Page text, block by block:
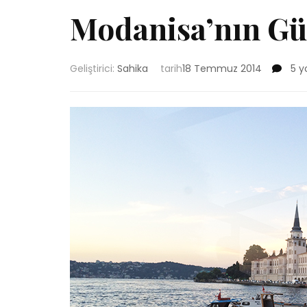
Modanisa’nın
Geliştirici: Sahika tarih18 Temmuz 2014
için
5